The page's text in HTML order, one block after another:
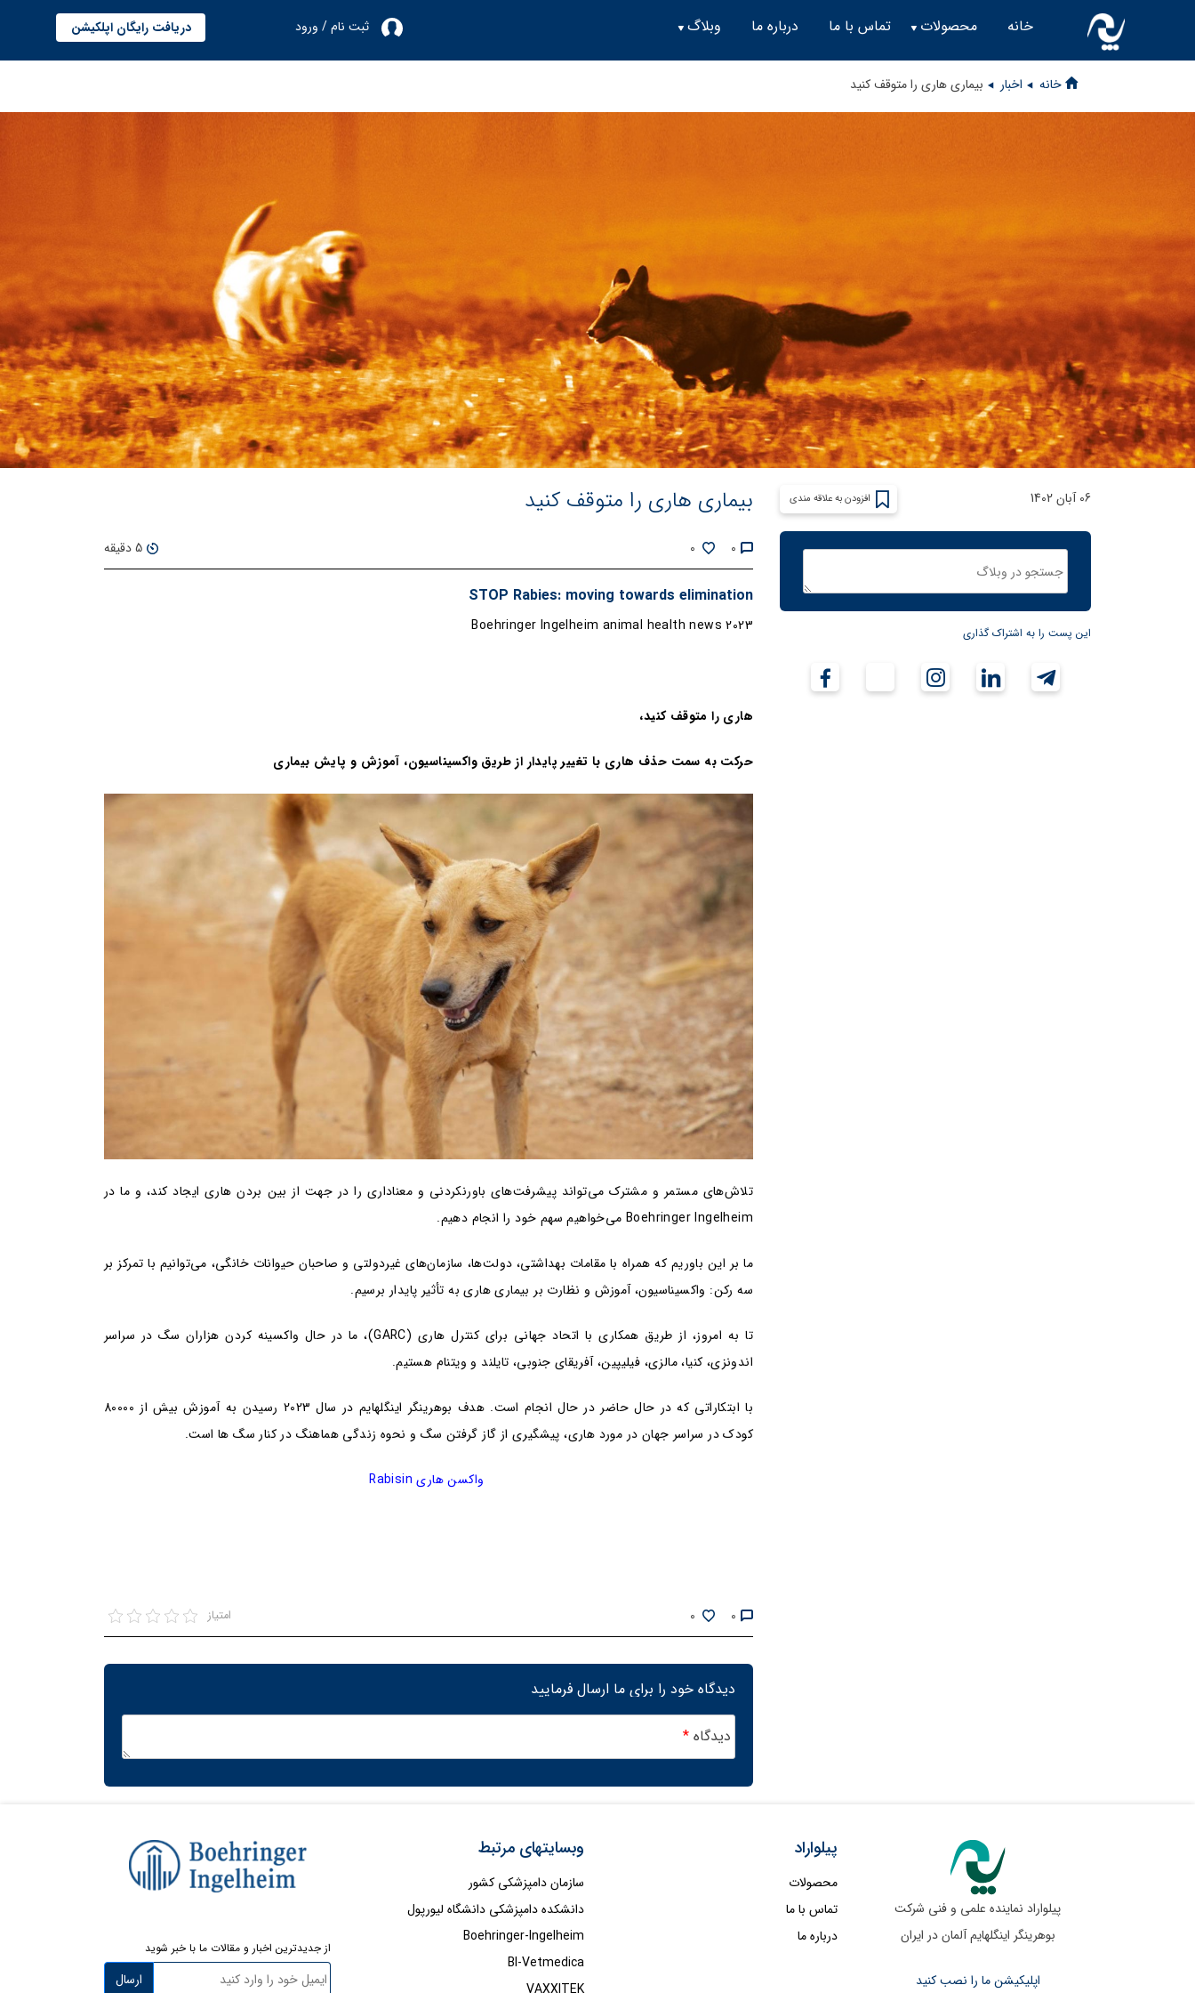
خانه محصولات تماس با ما درباره ما وبلاگ ثبت نام / ورود دریافت رایگان اپلکیشن
خانه اخبار بیماری هاری را متوقف کنید
06 آبان 1402 افزودن به علاقه مندی
این پست را به اشتراک گذاری
بیماری هاری را متوقف کنید
0
0 5 دقیقه
STOP Rabies: moving towards elimination
Boehringer Ingelheim animal health news 2023
هاری را متوقف کنید،
حرکت به سمت حذف هاری با تغییر پایدار از طریق واکسیناسیون، آموزش و پایش بیماری
تلاش‌های مستمر و مشترک می‌تواند پیشرفت‌های باورنکردنی و معناداری را در جهت از بین بردن هاری ایجاد کند، و ما در
Boehringer Ingelheim می‌خواهیم سهم خود را انجام دهیم.
ما بر این باوریم که همراه با مقامات بهداشتی، دولت‌ها، سازمان‌های غیردولتی و صاحبان حیوانات خانگی، می‌توانیم با تمرکز بر
سه رکن: واکسیناسیون، آموزش و نظارت بر بیماری هاری به تأثیر پایدار برسیم.
تا به امروز، از طریق همکاری با اتحاد جهانی برای کنترل هاری (GARC)، ما در حال واکسینه کردن هزاران سگ در سراسر
اندونزی، کنیا، مالزی، فیلیپین، آفریقای جنوبی، تایلند و ویتنام هستیم.
با ابتکاراتی که در حال حاضر در حال انجام است. هدف بوهرینگر اینگلهایم در سال 2023 رسیدن به آموزش بیش از 80000
کودک در سراسر جهان در مورد هاری، پیشگیری از گاز گرفتن سگ و نحوه زندگی هماهنگ در کنار سگ ها است.
واکسن هاری Rabisin
0
0 امتیاز
دیدگاه خود را برای ما ارسال فرمایید
دیدگاه *
پیلواراد نماینده علمی و فنی شرکت
بوهرینگر اینگلهایم آلمان در ایران
اپلیکیشن ما را نصب کنید
پیلواراد
محصولات
تماس با ما
درباره ما
وبسایتهای مرتبط
سازمان دامپزشکی کشور
دانشکده دامپزشکی دانشگاه لیورپول
Boehringer-Ingelheim
BI-Vetmedica
VAXXITEK
از جدیدترین اخبار و مقالات ما با خبر شوید
ارسال